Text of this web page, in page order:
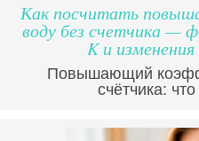
Как посчитать
воду без счетчика —
K и
Повышающий
счётчика: